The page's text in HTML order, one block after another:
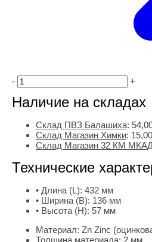
- +
Наличие на складах
Склад ПВЗ Балашиха:
Склад Магазин Химки:
Склад Магазин 32 КМ
Технические
• Длина (L): 432 мм
• Ширина (B): 136 мм
• Высота (H): 57 мм
Материал: Zn Zinc